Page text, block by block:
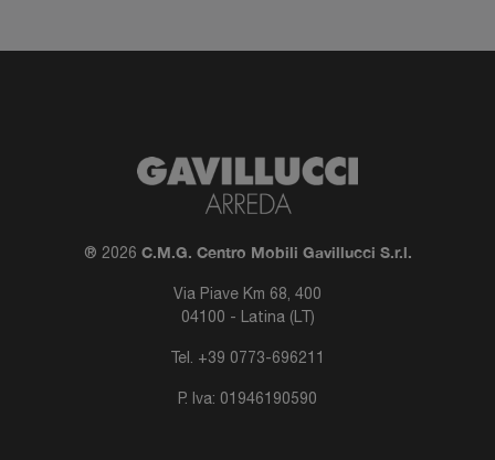
® 2026 C.M.G. Centro Mobili Gavillucci S.r.l.
Via Piave Km 68, 400
04100 - Latina (LT)
Tel. +39 0773-696211
P. Iva: 01946190590